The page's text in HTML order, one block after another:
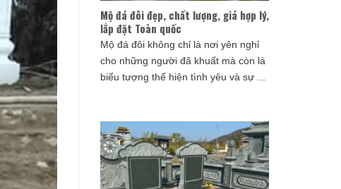
Mộ đá đôi đẹp, chất lượng, giá hợp lý,
lắp đặt Toàn quốc
Mộ đá đôi không chỉ là nơi yên nghỉ
cho những người đã khuất mà còn là
biểu tượng thể hiện tình yêu và sự ...